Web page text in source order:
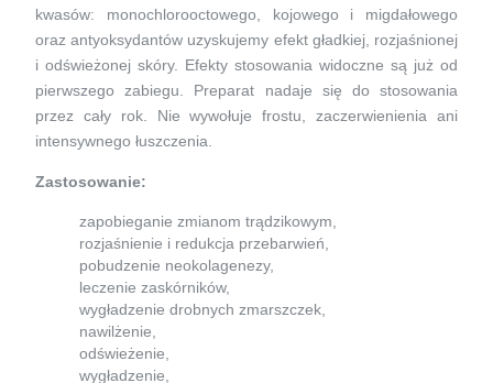
kwasów: monochlorooctowego, kojowego i migdałowego
oraz antyoksydantów uzyskujemy efekt gładkiej, rozjaśnionej
i odświeżonej skóry. Efekty stosowania widoczne są już od
pierwszego zabiegu. Preparat nadaje się do stosowania
przez cały rok. Nie wywołuje frostu, zaczerwienienia ani
intensywnego łuszczenia.
Zastosowanie:
zapobieganie zmianom trądzikowym,
rozjaśnienie i redukcja przebarwień,
pobudzenie neokolagenezy,
leczenie zaskórników,
wygładzenie drobnych zmarszczek,
nawilżenie,
odświeżenie,
wygładzenie,